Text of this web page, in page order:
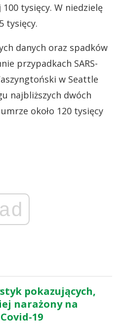
100 tysięcy. W niedzielę
tysięcy.
danych oraz spadków
przypadkach SARS-
w Seattle
najbliższych dwóch
około 120 tysięcy
ad
pokazujących,
narażony na
19